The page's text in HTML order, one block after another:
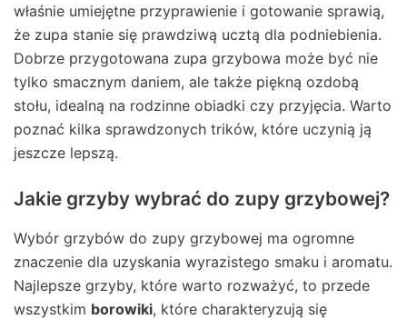
właśnie umiejętne przyprawienie i gotowanie sprawią,
że zupa stanie się prawdziwą ucztą dla podniebienia.
Dobrze przygotowana zupa grzybowa może być nie
tylko smacznym daniem, ale także piękną ozdobą
stołu, idealną na rodzinne obiadki czy przyjęcia. Warto
poznać kilka sprawdzonych trików, które uczynią ją
jeszcze lepszą.
Jakie grzyby wybrać do zupy grzybowej?
Wybór grzybów do zupy grzybowej ma ogromne
znaczenie dla uzyskania wyrazistego smaku i aromatu.
Najlepsze grzyby, które warto rozważyć, to przede
wszystkim borowiki, które charakteryzują się